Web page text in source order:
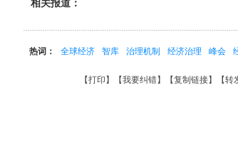
相关报道：
热词： 全球经济 智库 治理机制 经济治理 峰会
【打印 】【我要纠错】【复制链接】【转